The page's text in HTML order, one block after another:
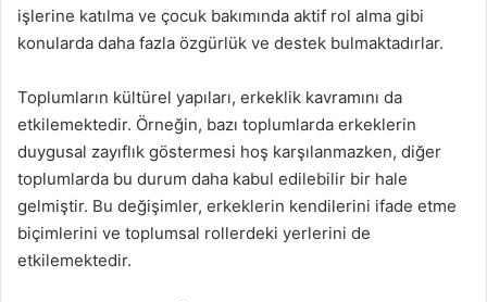
işlerine katılma ve çocuk bakımında aktif rol alma gibi
konularda daha fazla özgürlük ve destek bulmaktadırlar.
Toplumların kültürel yapıları, erkeklik kavramını da
etkilemektedir. Örneğin, bazı toplumlarda erkeklerin
duygusal zayıflık göstermesi hoş karşılanmazken, diğer
toplumlarda bu durum daha kabul edilebilir bir hale
gelmiştir. Bu değişimler, erkeklerin kendilerini ifade etme
biçimlerini ve toplumsal rollerdeki yerlerini de
etkilemektedir.